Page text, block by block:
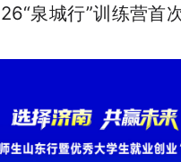
泉城行”训练营首